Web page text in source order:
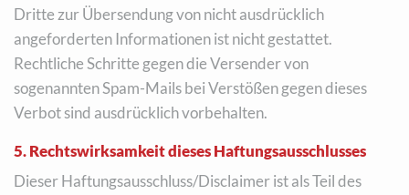
Dritte zur Übersendung von nicht ausdrücklich
angeforderten Informationen ist nicht gestattet.
Rechtliche Schritte gegen die Versender von
sogenannten Spam-Mails bei Verstößen gegen dieses
Verbot sind ausdrücklich vorbehalten.
5. Rechtswirksamkeit dieses Haftungsausschlusses
Dieser Haftungsausschluss/Disclaimer ist als Teil des